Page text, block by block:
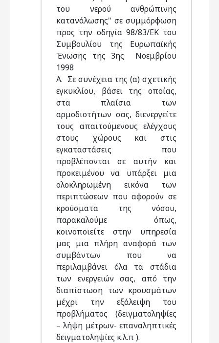
του νερού ανθρώπινης
κατανάλωσης" σε συμμόρφωση
προς την οδηγία 98/83/ΕΚ του
Συμβουλίου της Ευρωπαϊκής
Ένωσης της 3ης Νοεμβρίου
1998
Α. Σε συνέχεια της (α) σχετικής
εγκυκλίου, βάσει της οποίας,
στα πλαίσια των
αρμοδιοτήτων σας, διενεργείτε
τους απαιτούμενους ελέγχους
στους χώρους και στις
εγκαταστάσεις που
προβλέπονται σε αυτήν και
προκειμένου να υπάρξει μια
ολοκληρωμένη εικόνα των
περιπτώσεων που αφορούν σε
κρούσματα της νόσου,
παρακαλούμε όπως,
κοινοποιείτε στην υπηρεσία
μας μια πλήρη αναφορά των
συμβάντων που να
περιλαμβάνει όλα τα στάδια
των ενεργειών σας, από την
διαπίστωση των κρουσμάτων
μέχρι την εξάλειψη του
προβλήματος (δειγματοληψίες
– λήψη μέτρων- επαναληπτικές
δειγματοληψίες κ.λ.π ).